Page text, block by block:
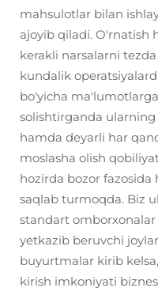
mahsulotlar bilan
ajoyib qiladi. O'rnatish
kerakli narsalarni
kundalik
bo'yicha
solishtirganda
hamda deyarli har
moslasha olish
hozirda bozor
saqlab turmoqda. Biz
standart
yetkazib beruvchi
buyurtmalar kirib
kirish imkoniyati